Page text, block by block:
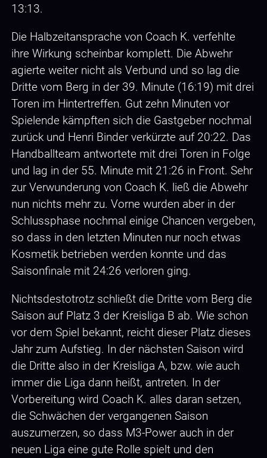
13:13.
Die Halbzeitansprache von Coach K. verfehlte
ihre Wirkung scheinbar komplett. Die Abwehr
agierte weiter nicht als Verbund und so lag die
Dritte vom Berg in der 39. Minute (16:19) mit drei
Toren im Hintertreffen. Gut zehn Minuten vor
Spielende kämpften sich die Gastgeber nochmal
zurück und Henri Binder verkürzte auf 20:22. Das
Handballteam antwortete mit drei Toren in Folge
und lag in der 55. Minute mit 21:26 in Front. Sehr
zur Verwunderung von Coach K. ließ die Abwehr
nun nichts mehr zu. Vorne wurden aber in der
Schlussphase nochmal einige Chancen vergeben,
so dass in den letzten Minuten nur noch etwas
Kosmetik betrieben werden konnte und das
Saisonfinale mit 24:26 verloren ging.
Nichtsdestotrotz schließt die Dritte vom Berg die
Saison auf Platz 3 der Kreisliga B ab. Wie schon
vor dem Spiel bekannt, reicht dieser Platz dieses
Jahr zum Aufstieg. In der nächsten Saison wird
die Dritte also in der Kreisliga A, bzw. wie auch
immer die Liga dann heißt, antreten. In der
Vorbereitung wird Coach K. alles daran setzen,
die Schwächen der vergangenen Saison
auszumerzen, so dass M3-Power auch in der
neuen Liga eine gute Rolle spielt und den